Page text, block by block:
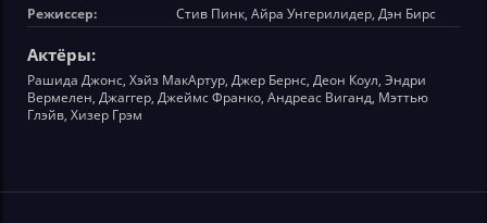
Режиссер:
Стив Пинк, Айра Унгерилидер, Дэн Бирс
Актёры:
Рашида Джонс, Хэйз МакАртур, Джер Бернс, Деон Коул, Эндри
Вермелен, Джаггер, Джеймс Франко, Андреас Виганд, Мэттью
Глэйв, Хизер Грэм